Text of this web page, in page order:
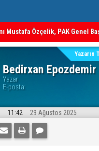
Mustafa Özçelik, PAK Genel
Oğlu İçin Kendisiyle
Bedirxan Epozdemir
Yazar
E-posta:
Yazarın
11:42 29 Ağustos 2025